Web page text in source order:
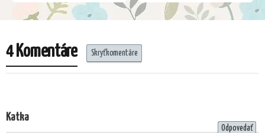
4 Komentáre Skryť komentáre
Katka
Odpovedať